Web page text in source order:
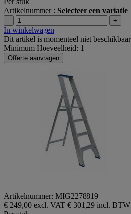
Per stuk
Artikelnummer : Selecteer een variatie
- +
In winkelwagen
Dit artikel is momenteel niet beschikbaar
Minimum Hoeveelheid: 1
Offerte aanvragen
Artikelnummer: MIG2278819
€ 249,00 excl. VAT € 301,29 incl. BTW